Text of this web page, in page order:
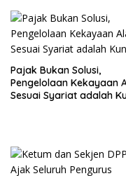
Pajak Bukan Solusi,
Pengelolaan Kekayaan
Sesuai Syariat adalah